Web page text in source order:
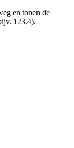
en tonen de
123.4).